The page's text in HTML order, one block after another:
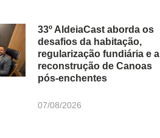
33º AldeiaCast aborda os
desafios da habitação,
regularização fundiária e a
reconstrução de Canoas
pós-enchentes
07/08/2026